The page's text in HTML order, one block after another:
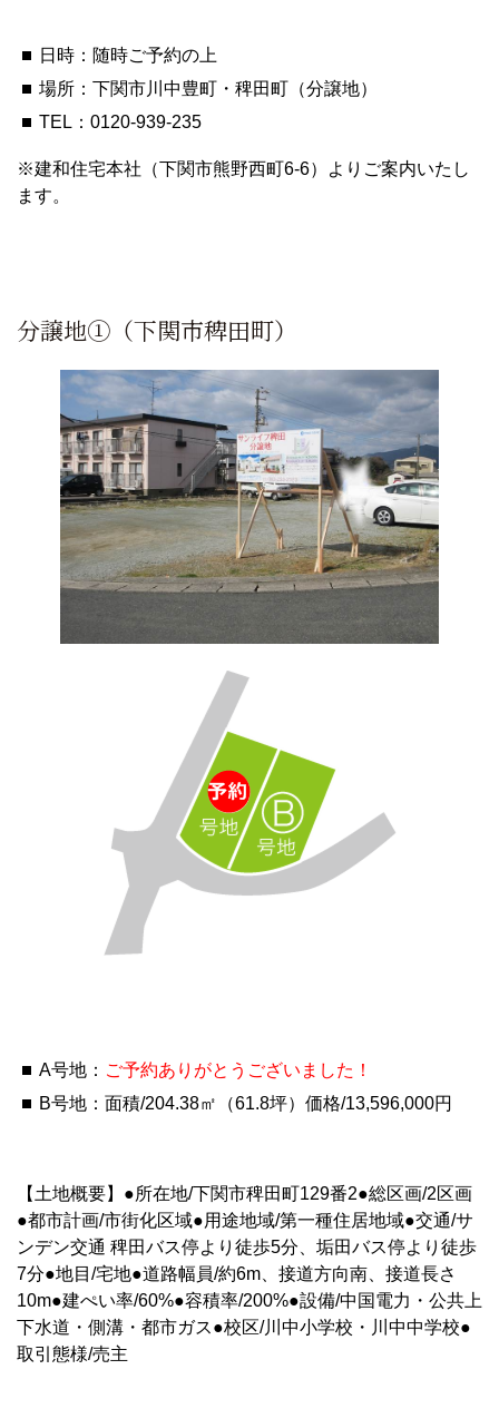
日時：随時ご予約の上
場所：下関市川中豊町・稗田町（分譲地）
TEL： 0120-939-235
※建和住宅本社（下関市熊野西町6-6）よりご案内いたし
ます。
分譲地①（下関市稗田町）
A号地： ご予約ありがとうございました！
B号地：面積/204.38㎡（61.8坪）価格/13,596,000円
【土地概要】●所在地/下関市稗田町129番2●総区画/2区画
●都市計画/市街化区域●用途地域/第一種住居地域●交通/サ
ンデン交通 稗田バス停より徒歩5分、垢田バス停より徒歩
7分●地目/宅地●道路幅員/約6m、接道方向南、接道長さ
10m●建ぺい率/60%●容積率/200%●設備/中国電力・公共上
下水道・側溝・都市ガス●校区/川中小学校・川中中学校●
取引態様/売主